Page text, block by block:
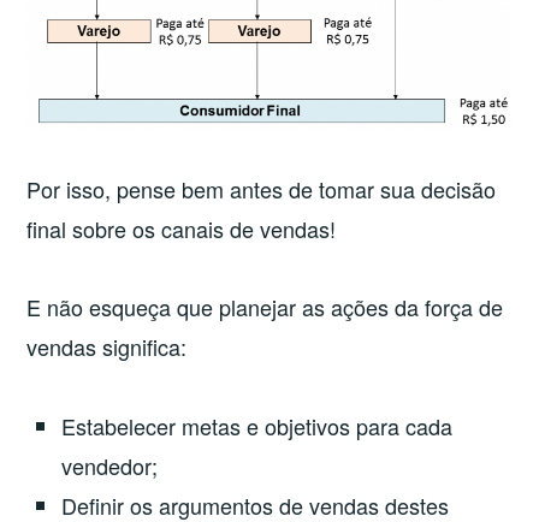
Por isso, pense bem antes de tomar sua decisão
final sobre os canais de vendas!
E não esqueça que planejar as ações da força de
vendas significa:
Estabelecer metas e objetivos para cada
vendedor;
Definir os argumentos de vendas destes